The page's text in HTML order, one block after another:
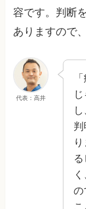
容です。判断
ありますので
代表：高井
の